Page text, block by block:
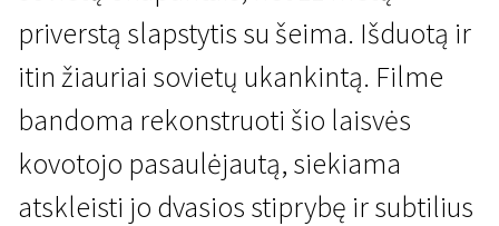
Vanago portretas
1 val. 16 min. | Dokumentinis, Biografinis, Istorinis | N-13
priverstą slapstytis su šeima. Išduotą ir
itin žiauriai sovietų ukankintą. Filme
bandoma rekonstruoti šio laisvės
kovotojo pasaulėjautą, siekiama
atskleisti jo dvasios stiprybę ir subtilius